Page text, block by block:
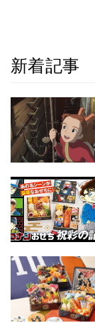
新着記事